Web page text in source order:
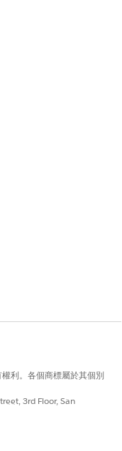
遵循的法規需求。
用者已廣泛指派「自
視為低度風險:
密相關設定的設定檔的
利。各個商標屬於其個別
3rd Floor, San